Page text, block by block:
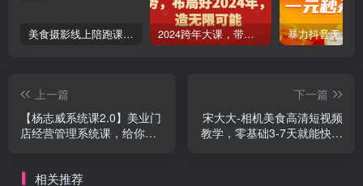
美食摄影线上陪跑课，美食短视频拍摄教程 2024跨年大课，​带你洞察趋势，布局好2024年，创造无限可能
上一篇
【杨志威系统课2.0】美业门
店经营管理系统课，给你讲
下一篇
宋大大-相机美食高清短视频
教学，零基础3-7天就能快速
相关推荐